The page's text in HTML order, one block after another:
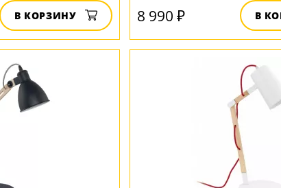
В КОРЗИНУ 8 990 ₽ В